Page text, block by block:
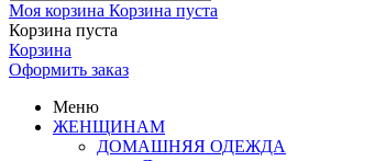
Моя корзина Корзина пуста
Корзина пуста
Корзина
Оформить заказ
Меню
ЖЕНЩИНАМ
ДОМАШНЯЯ ОДЕЖДА